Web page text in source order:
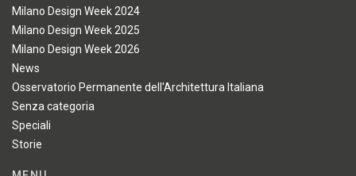
Milano Design Week 2024
Milano Design Week 2025
Milano Design Week 2026
News
Osservatorio Permanente dell'Architettura Italiana
Senza categoria
Speciali
Storie